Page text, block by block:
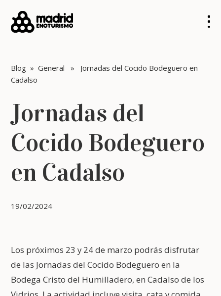
Blog »General » Jornadas del Cocido Bodeguero en
Cadalso
Jornadas del
Cocido Bodeguero
en Cadalso
19/02/2024
Los próximos 23 y 24 de marzo podrás disfrutar
de las Jornadas del Cocido Bodeguero en la
Bodega Cristo del Humilladero, en Cadalso de los